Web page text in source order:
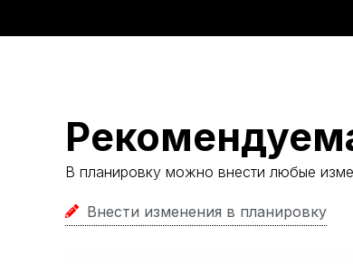
В планировку можно внести любые
Внести изменения в планировку